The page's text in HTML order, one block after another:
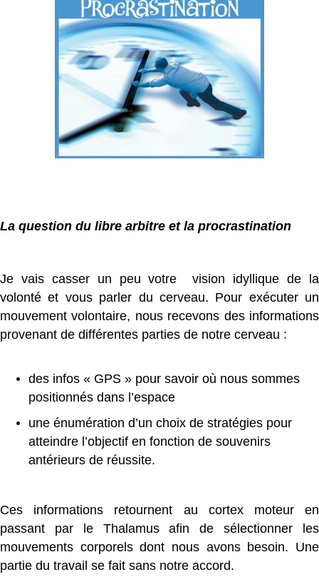
La question du libre arbitre et la procrastination
Je vais casser un peu votre vision idyllique de la
volonté et vous parler du cerveau. Pour exécuter un
mouvement volontaire, nous recevons des informations
provenant de différentes parties de notre cerveau :
des infos « GPS » pour savoir où nous sommes
positionnés dans l’espace
une énumération d’un choix de stratégies pour
atteindre l’objectif en fonction de souvenirs
antérieurs de réussite.
Ces informations retournent au cortex moteur en
passant par le Thalamus afin de sélectionner les
mouvements corporels dont nous avons besoin. Une
partie du travail se fait sans notre accord.